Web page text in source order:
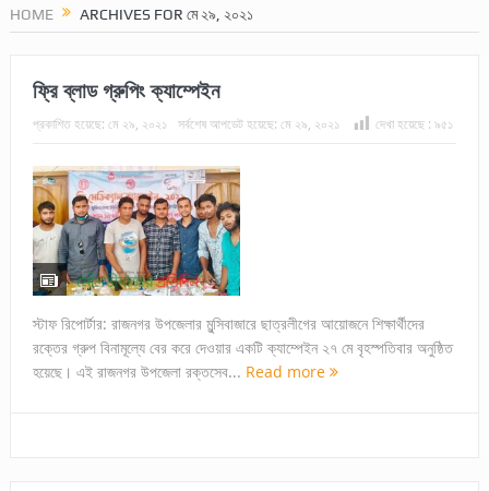
HOME ARCHIVES FOR মে ২৯, ২০২১
ফ্রি ব্লাড গ্রুপিং ক্যাম্পেইন
প্রকাশিত হয়েছে: মে ২৯, ২০২১ সর্বশেষ আপডেট হয়েছে: মে ২৯, ২০২১ দেখা হয়েছে : ৯৫১
স্টাফ রিপোর্টার: রাজনগর উপজেলার মুন্সিবাজারে ছাত্রলীগের আয়োজনে শিক্ষার্থীদের
রক্তের গ্রুপ বিনামূল্যে বের করে দেওয়ার একটি ক্যাম্পেইন ২৭ মে বৃহস্পতিবার অনুষ্ঠিত
হয়েছে। এই রাজনগর উপজেলা রক্তসেব... Read more